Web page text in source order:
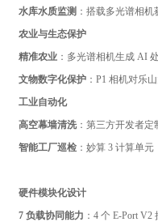
水库水质监测 ：搭载多光谱相
农业与生态保护
精准农业 ：多光谱相机生成 AI
文物数字化保护 ：P1 相机对乐
工业自动化
高空幕墙清洗：第三方开发者定
智能工厂巡检 ：妙算 3 计算单
硬件模块化设计
7 负载协同能力 ：4 个 E-Port